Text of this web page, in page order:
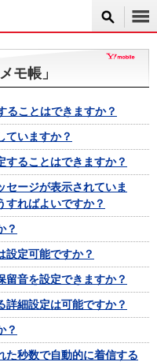
モ帳」
ることはできますか？
ていますか？
することはできますか？
セージが表示されていま
すればよいですか？
？
設定可能ですか？
留音を設定できますか？
詳細設定は可能ですか？
？
た秒数で自動的に着信する